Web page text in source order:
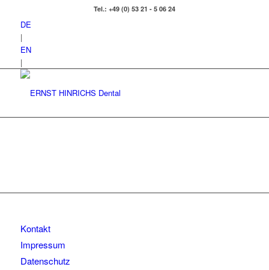
Tel.: +49 (0) 53 21 - 5 06 24
DE
|
EN
|
Kontakt
Impressum
Datenschutz